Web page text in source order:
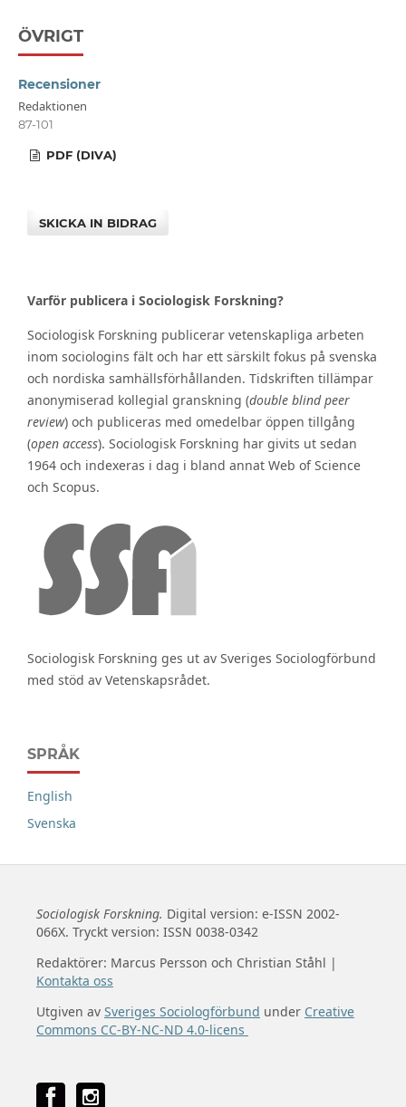
ÖVRIGT
Recensioner
Redaktionen
87-101
PDF (DIVA)
SKICKA IN BIDRAG
Varför publicera i Sociologisk Forskning?
Sociologisk Forskning publicerar vetenskapliga arbeten
inom sociologins fält och har ett särskilt fokus på svenska
och nordiska samhällsförhållanden. Tidskriften tillämpar
anonymiserad kollegial granskning (double blind peer
review) och publiceras med omedelbar öppen tillgång
(open access). Sociologisk Forskning har givits ut sedan
1964 och indexeras i dag i bland annat Web of Science
och Scopus.
Sociologisk Forskning ges ut av Sveriges Sociologförbund
med stöd av Vetenskapsrådet.
SPRÅK
English
Svenska
Sociologisk Forskning. Digital version: e-ISSN 2002-
066X. Tryckt version: ISSN 0038-0342
Redaktörer: Marcus Persson och Christian Ståhl |
Kontakta oss
Utgiven av Sveriges Sociologförbund under Creative
Commons CC-BY-NC-ND 4.0-licens